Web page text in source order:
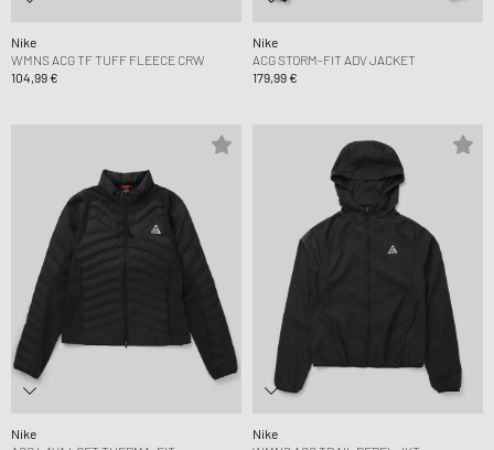
Nike
WMNS ACG TF TUFF FLEECE CRW
104,99 €
Nike
ACG STORM-FIT ADV JACKET
179,99 €
Nike
Nike